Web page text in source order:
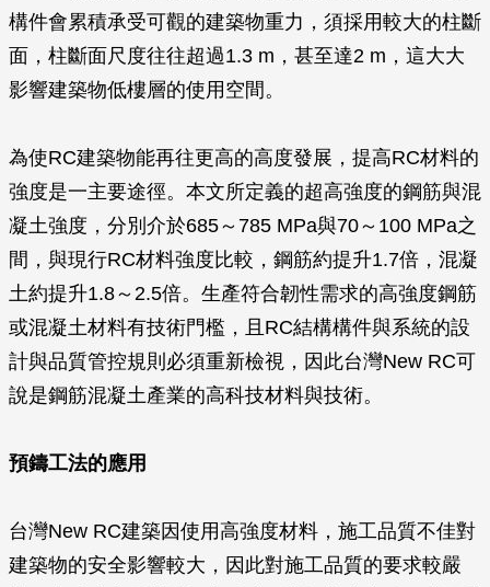
構件會累積承受可觀的建築物重力，須採用較大的柱斷
面，柱斷面尺度往往超過1.3 m，甚至達2 m，這大大
影響建築物低樓層的使用空間。
為使RC建築物能再往更高的高度發展，提高RC材料的
強度是一主要途徑。本文所定義的超高強度的鋼筋與混
凝土強度，分別介於685～785 MPa與70～100 MPa之
間，與現行RC材料強度比較，鋼筋約提升1.7倍，混凝
土約提升1.8～2.5倍。生產符合韌性需求的高強度鋼筋
或混凝土材料有技術門檻，且RC結構構件與系統的設
計與品質管控規則必須重新檢視，因此台灣New RC可
說是鋼筋混凝土產業的高科技材料與技術。
預鑄工法的應用
台灣New RC建築因使用高強度材料，施工品質不佳對
建築物的安全影響較大，因此對施工品質的要求較嚴